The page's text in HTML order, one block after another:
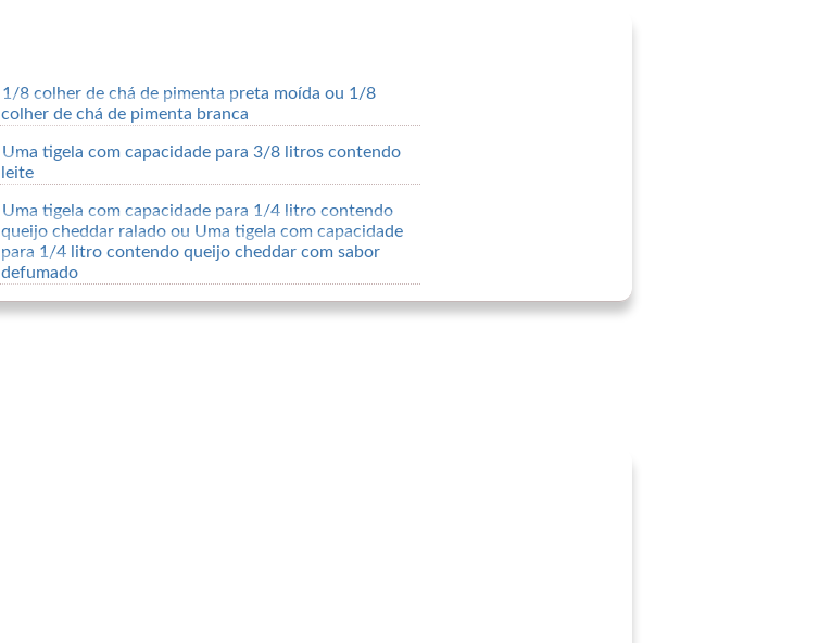
1/8 colher de chá de pimenta preta moída ou 1/8
colher de chá de pimenta branca
Uma tigela com capacidade para 3/8 litros contendo
leite
Uma tigela com capacidade para 1/4 litro contendo
queijo cheddar ralado ou Uma tigela com capacidade
para 1/4 litro contendo queijo cheddar com sabor
defumado